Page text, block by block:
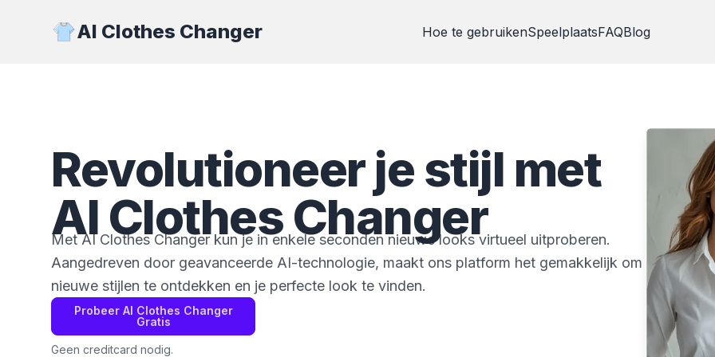
AI Clothes Changer Hoe te gebruikenSpeelplaatsFAQBlog
Revolutioneer je stijl met
AI Clothes Changer
Met AI Clothes Changer kun je in enkele seconden nieuwe looks virtueel uitproberen.
Aangedreven door geavanceerde AI-technologie, maakt ons platform het gemakkelijk om
nieuwe stijlen te ontdekken en je perfecte look te vinden.
Probeer AI Clothes Changer
Gratis
Geen creditcard nodig.